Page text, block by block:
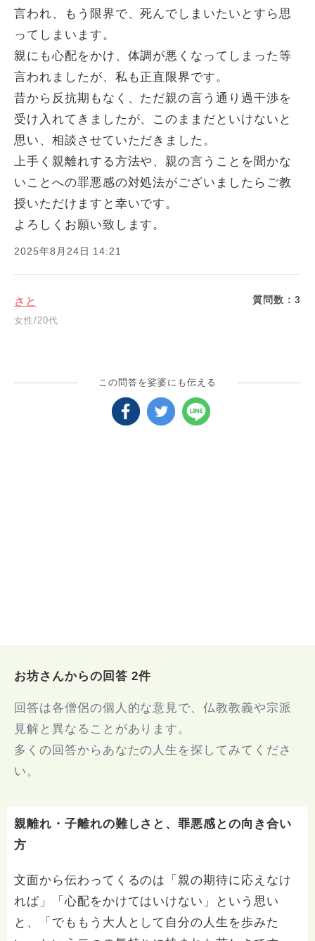
言われ、もう限界で、死んでしまいたいとすら思
ってしまいます。
親にも心配をかけ、体調が悪くなってしまった等
言われましたが、私も正直限界です。
昔から反抗期もなく、ただ親の言う通り過干渉を
受け入れてきましたが、このままだといけないと
思い、相談させていただきました。
上手く親離れする方法や、親の言うことを聞かな
いことへの罪悪感の対処法がございましたらご教
授いただけますと幸いです。
よろしくお願い致します。
2025年8月24日 14:21
さと
女性/20代
質問数：3
この問答を娑婆にも伝える
お坊さんからの回答 2件
回答は各僧侶の個人的な意見で、仏教教義や宗派
見解と異なることがあります。
多くの回答からあなたの人生を探してみてくださ
い。
親離れ・子離れの難しさと、罪悪感との向き合い
方
文面から伝わってくるのは「親の期待に応えなけ
れば」「心配をかけてはいけない」という思い
と、「でももう大人として自分の人生を歩みた